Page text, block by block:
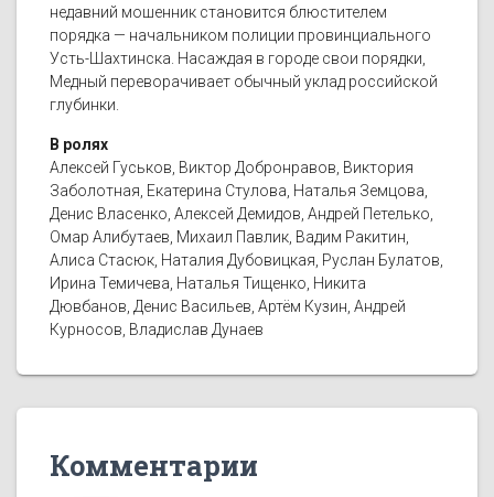
недавний мошенник становится блюстителем
порядка — начальником полиции провинциального
Усть-Шахтинска. Насаждая в городе свои порядки,
Медный переворачивает обычный уклад российской
глубинки.
В ролях
Алексей Гуськов, Виктор Добронравов, Виктория
Заболотная, Екатерина Стулова, Наталья Земцова,
Денис Власенко, Алексей Демидов, Андрей Петелько,
Омар Алибутаев, Михаил Павлик, Вадим Ракитин,
Алиса Стасюк, Наталия Дубовицкая, Руслан Булатов,
Ирина Темичева, Наталья Тищенко, Никита
Дювбанов, Денис Васильев, Артём Кузин, Андрей
Курносов, Владислав Дунаев
Комментарии